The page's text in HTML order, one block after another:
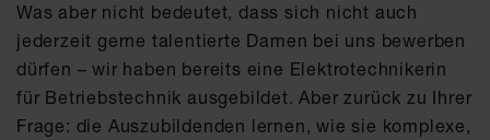
Was aber nicht bedeutet, dass sich nicht auch
jederzeit gerne talentierte Damen bei uns bewerben
dürfen – wir haben bereits eine Elektrotechnikerin
für Betriebstechnik ausgebildet. Aber zurück zu Ihrer
Frage: die Auszubildenden lernen, wie sie komplexe,